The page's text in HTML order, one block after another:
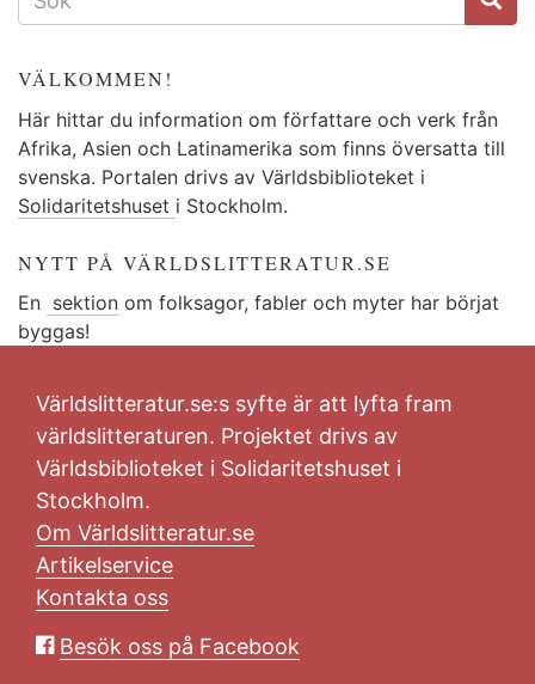
VÄLKOMMEN!
Här hittar du information om författare och verk från
Afrika, Asien och Latinamerika som finns översatta till
svenska. Portalen drivs av Världsbiblioteket i
Solidaritetshuset i Stockholm.
NYTT PÅ VÄRLDSLITTERATUR.SE
En sektion om folksagor, fabler och myter har börjat
byggas!
Världslitteratur.se:s syfte är att lyfta fram
världslitteraturen. Projektet drivs av
Världsbiblioteket i Solidaritetshuset i
Stockholm.
Om Världslitteratur.se
Artikelservice
Kontakta oss
Besök oss på Facebook